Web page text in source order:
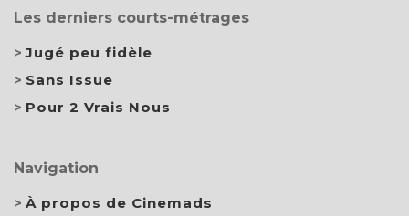
Les derniers courts-métrages
Jugé peu fidèle
Sans Issue
Pour 2 Vrais Nous
Navigation
À propos de Cinemads